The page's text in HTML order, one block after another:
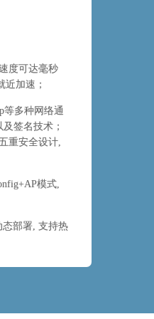
度可达毫秒
近加速；
等多种网络通
签名技术；
重安全设计,
模式,
态部署, 支持热